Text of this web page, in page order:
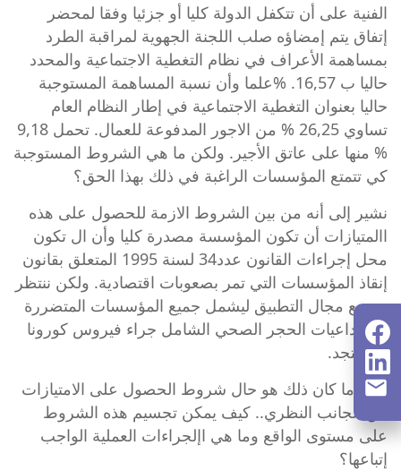
الفنية على أن تتكفل الدولة كليا أو جزئيا وفقا لمحضر
إتفاق يتم إمضاؤه صلب اللجنة الجهوية لمراقبة الطرد
بمساهمة الأعراف في نظام التغطية الاجتماعية والمحدد
حاليا ب 16,57. %علما وأن نسبة المساهمة المستوجبة
حاليا بعنوان التغطية الاجتماعية في إطار النظام العام
تساوي 26,25 % من الاجور المدفوعة للعمال. تحمل 9,18
% منها على عاتق الأجير. ولكن ما هي الشروط المستوجبة
كي تتمتع المؤسسات الراغبة في ذلك بهذا الحق؟
نشير إلى أنه من بين الشروط الازمة للحصول على هذه
االمتيازات أن تكون المؤسسة مصدرة كليا وأن ال تكون
محل إجراءات
القانون عدد34 لسنة 1995 المتعلق بقانون
إنقاذ المؤسسات التي تمر بصعوبات اقتصادية. ولكن ننتظر
توسيع مجال التطبيق ليشمل جميع المؤسسات المتضررة
من تداعيات الحجر الصحي الشامل جراء فيروس كورونا
المستجد.
و إذا ما كان ذلك هو حال شروط الحصول على الامتيازات
من الجانب النظري.. كيف يمكن تجسيم هذه الشروط
على مستوى الواقع وما هي اإلجراءات العملية الواجب
إتباعها؟